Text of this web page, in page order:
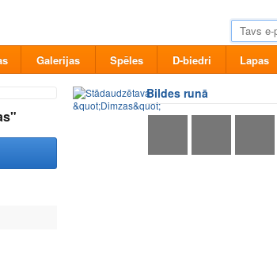
Galerijas Spēles D-biedri Lapas
Bildes runā